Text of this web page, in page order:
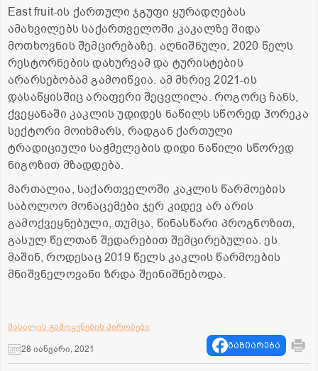
East fruit-ის ქართული ჯგუფი ყურადღებას
ამახვილებს საქართველოში კაკალზე შიდა
მოთხოვნის შემცირებაზე. აღნიშნული, 2020 წელს
რესტორნების დახურვამ და ტურისტების
არარსებობამ გამოიწვია. ამ მხრივ 2021-ის
დასაწყისშიც არაფერი შეცვლილა. როგორც ჩანს,
ქვეყანაში კაკლის უდიდეს ნაწილს სწორედ ჰორეკა
სექტორი მოიხმარს, რადგან ქართული
ტრადიციული საჭმელების დიდი ნაწილი სწორედ
ნიგოზით მზადდება.
მართალია, საქართველოში კაკლის წარმოების
საბოლოო მონაცემები ჯერ კიდევ არ არის
გამოქვეყნებული, თუმცა, წინასწარი პროგნოზით,
გასულ წელთან შედარებით შემცირებულია. ეს
მაშინ, როდესაც 2019 წელს კაკლის წარმოების
მნიშვნელოვანი ზრდა შეინიშნებოდა.
მასალის გამოყენების პირობები
28 იანვარი, 2021
გაზიარება